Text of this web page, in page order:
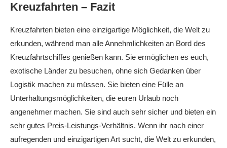
Kreuzfahrten – Fazit
Kreuzfahrten bieten eine einzigartige Möglichkeit, die Welt zu
erkunden, während man alle Annehmlichkeiten an Bord des
Kreuzfahrtschiffes genießen kann. Sie ermöglichen es euch,
exotische Länder zu besuchen, ohne sich Gedanken über
Logistik machen zu müssen. Sie bieten eine Fülle an
Unterhaltungsmöglichkeiten, die euren Urlaub noch
angenehmer machen. Sie sind auch sehr sicher und bieten ein
sehr gutes Preis-Leistungs-Verhältnis. Wenn ihr nach einer
aufregenden und einzigartigen Art sucht, die Welt zu erkunden,